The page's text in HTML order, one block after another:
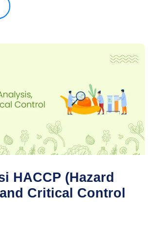
HACCP (Hazard
Critical Control